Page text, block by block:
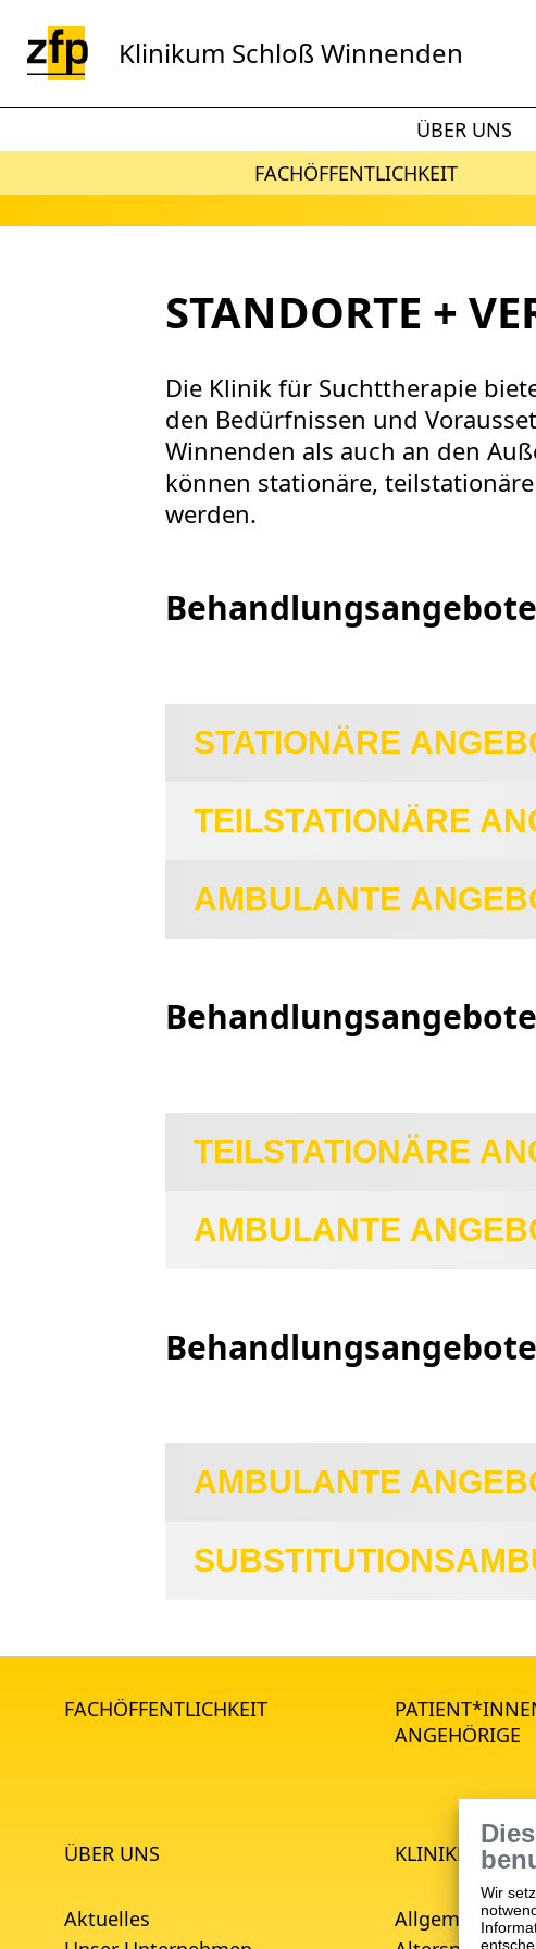
Klinikum Schloß Winnenden
ÜBER UNS
FACHÖFFENTLICHKEIT
STANDORTE +
Die Klinik für Suchttherapie
den Bedürfnissen und
Winnenden als auch an den
können stationäre,
werden.
STATIONÄRE
TEILSTATIONÄRE
AMBULANTE
TEILSTATIONÄRE
AMBULANTE
AMBULANTE
FACHÖFFENTLICHKEIT
ANGEHÖRIGE
ÜBER UNS
Aktuelles
KLINIKEN
Wir